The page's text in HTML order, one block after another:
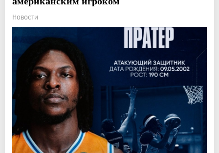
Новости